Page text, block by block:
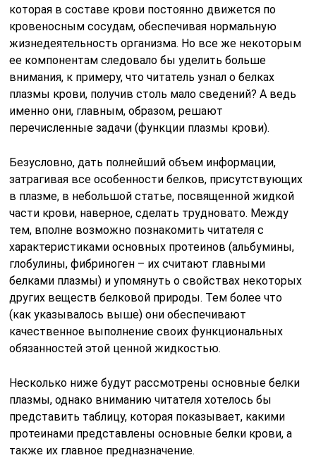
которая в составе крови постоянно движется по
кровеносным сосудам, обеспечивая нормальную
жизнедеятельность организма. Но все же некоторым
ее компонентам следовало бы уделить больше
внимания, к примеру, что читатель узнал о белках
плазмы крови, получив столь мало сведений? А ведь
именно они, главным, образом, решают
перечисленные задачи (функции плазмы крови).
Безусловно, дать полнейший объем информации,
затрагивая все особенности белков, присутствующих
в плазме, в небольшой статье, посвященной жидкой
части крови, наверное, сделать трудновато. Между
тем, вполне возможно познакомить читателя с
характеристиками основных протеинов (альбумины,
глобулины, фибриноген – их считают главными
белками плазмы) и упомянуть о свойствах некоторых
других веществ белковой природы. Тем более что
(как указывалось выше) они обеспечивают
качественное выполнение своих функциональных
обязанностей этой ценной жидкостью.
Несколько ниже будут рассмотрены основные белки
плазмы, однако вниманию читателя хотелось бы
представить таблицу, которая показывает, какими
протеинами представлены основные белки крови, а
также их главное предназначение.